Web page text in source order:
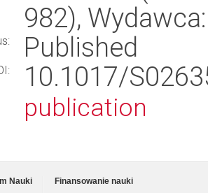
982),
Published
10.1017/
publication
Nauki
Finansowanie nauki